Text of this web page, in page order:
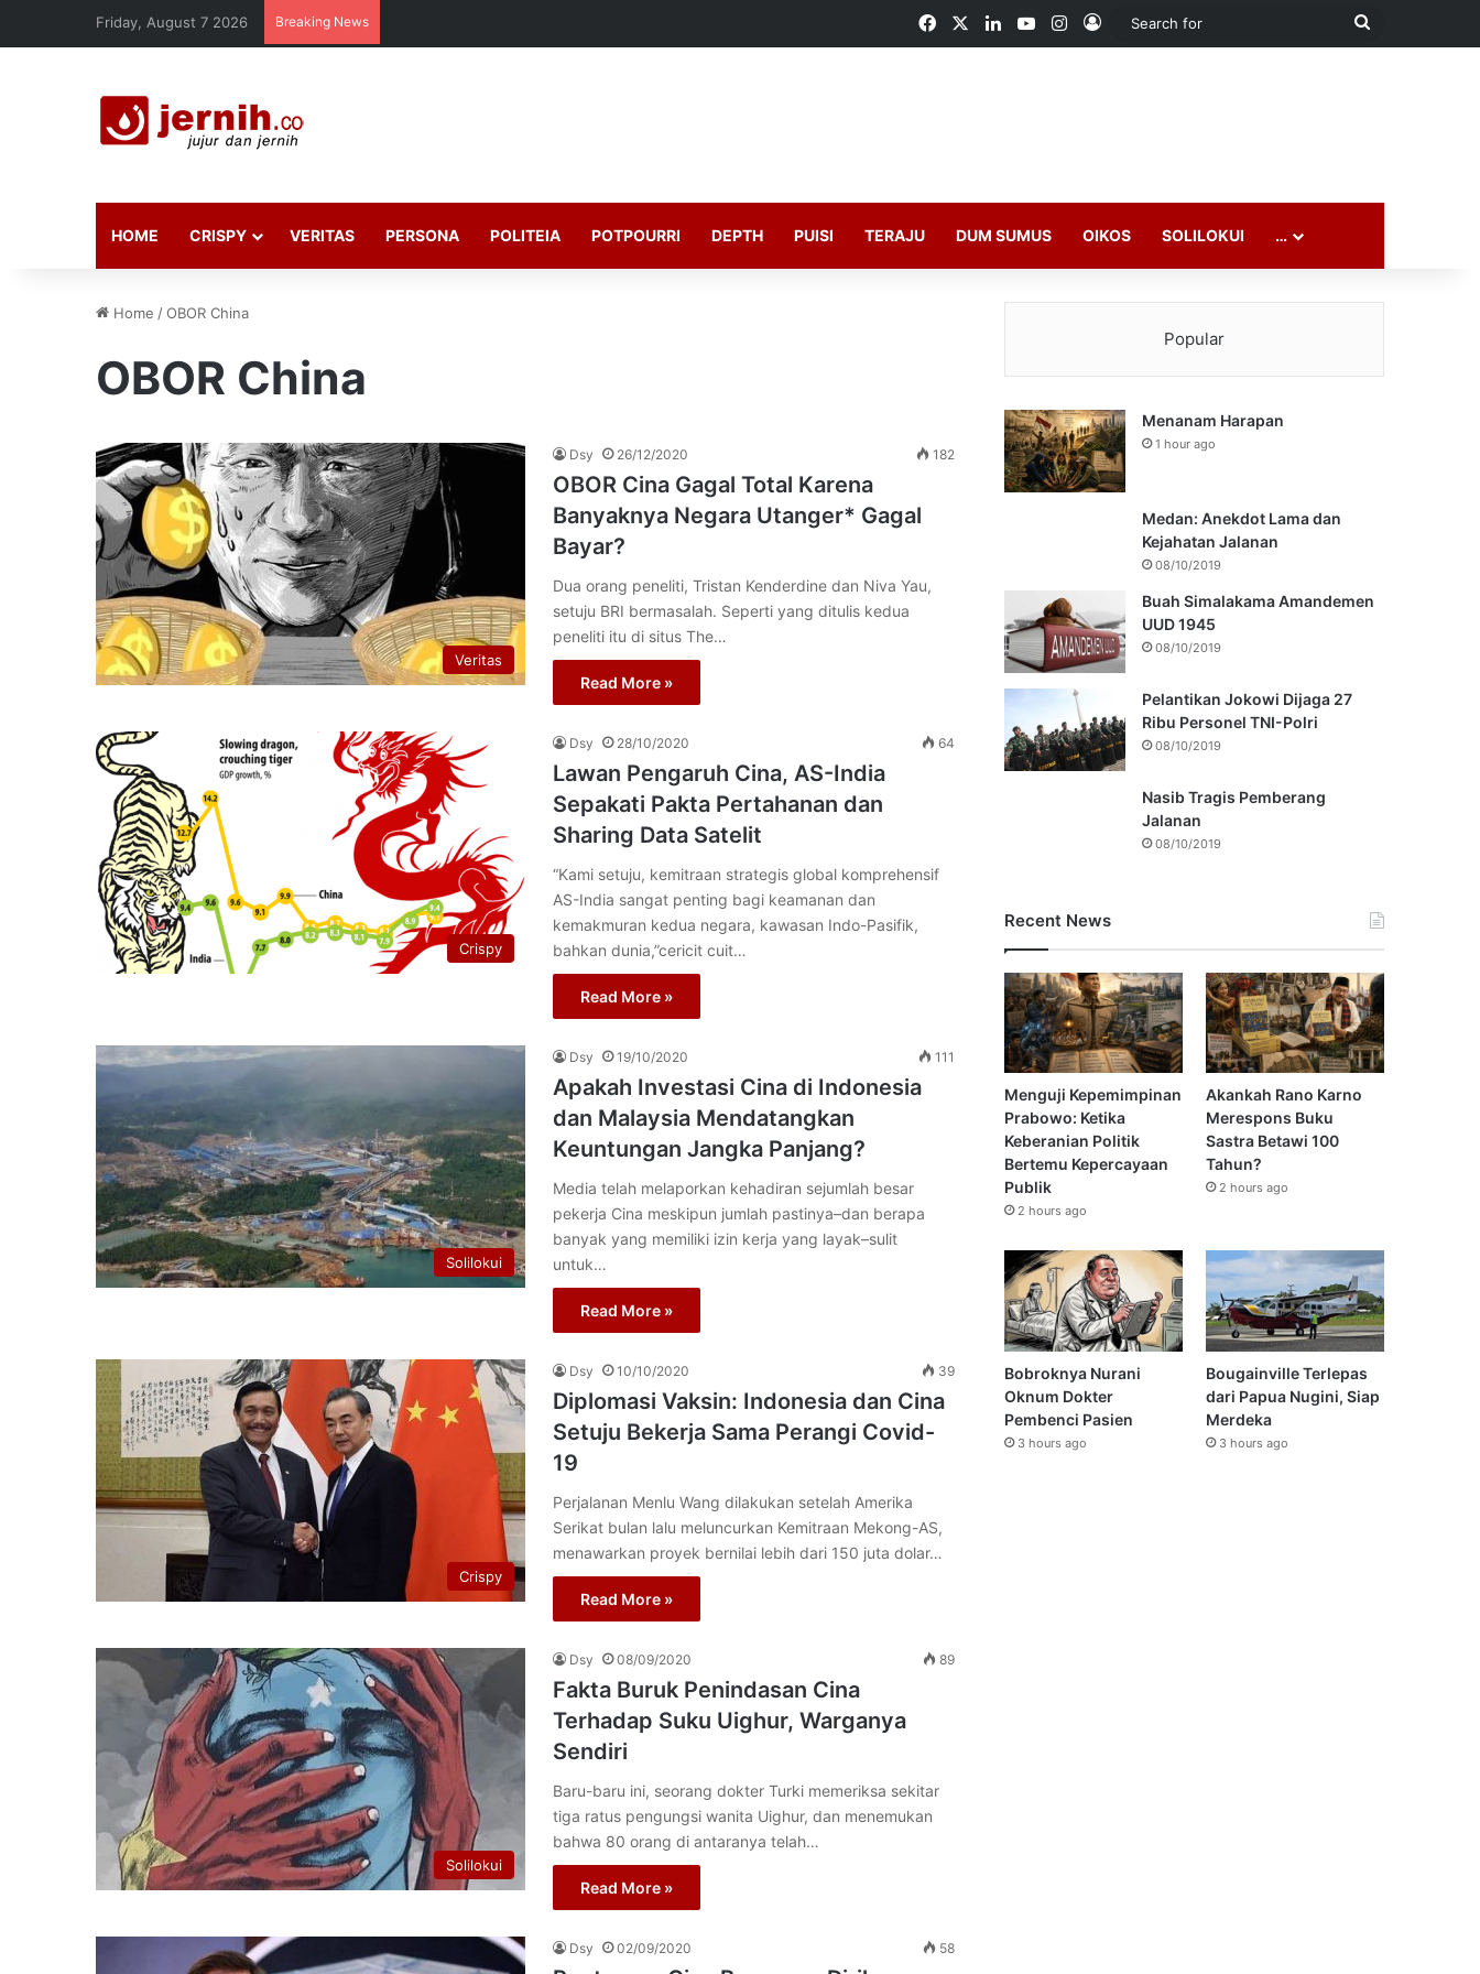
Friday, August 7 2026 Breaking News FacebookLinkedInYouTubeInstagram
Log In
Search
HOME CRISPY VERITAS PERSONA POLITEIA POTPOURRI DEPTH PUISI TERAJU DUM SUMUS OIKOS SOLILOKUI …
Home /OBOR China
OBOR China
Veritas
Dsy 26/12/2020 182
OBOR Cina Gagal Total Karena
Banyaknya Negara Utanger* Gagal
Bayar?
Dua orang peneliti, Tristan Kenderdine dan Niva Yau,
setuju BRI bermasalah. Seperti yang ditulis kedua
peneliti itu di situs The…
Read More »
Crispy
Dsy 28/10/2020 64
Lawan Pengaruh Cina, AS-India
Sepakati Pakta Pertahanan dan
Sharing Data Satelit
“Kami setuju, kemitraan strategis global komprehensif
AS-India sangat penting bagi keamanan dan
kemakmuran kedua negara, kawasan Indo-Pasifik,
bahkan dunia,”cericit cuit…
Read More »
Solilokui
Dsy 19/10/2020 111
Apakah Investasi Cina di Indonesia
dan Malaysia Mendatangkan
Keuntungan Jangka Panjang?
Media telah melaporkan kehadiran sejumlah besar
pekerja Cina meskipun jumlah pastinya–dan berapa
banyak yang memiliki izin kerja yang layak–sulit
untuk…
Read More »
Crispy
Dsy 10/10/2020 39
Diplomasi Vaksin: Indonesia dan Cina
Setuju Bekerja Sama Perangi Covid-
19
Perjalanan Menlu Wang dilakukan setelah Amerika
Serikat bulan lalu meluncurkan Kemitraan Mekong-AS,
menawarkan proyek bernilai lebih dari 150 juta dolar…
Read More »
Solilokui
Dsy 08/09/2020 89
Fakta Buruk Penindasan Cina
Terhadap Suku Uighur, Warganya
Sendiri
Baru-baru ini, seorang dokter Turki memeriksa sekitar
tiga ratus pengungsi wanita Uighur, dan menemukan
bahwa 80 orang di antaranya telah…
Read More »
Dsy 02/09/2020 58
Popular
Menanam Harapan
1 hour ago
Medan: Anekdot Lama dan
Kejahatan Jalanan
08/10/2019
Buah Simalakama Amandemen
UUD 1945
08/10/2019
Pelantikan Jokowi Dijaga 27
Ribu Personel TNI-Polri
08/10/2019
Nasib Tragis Pemberang
Jalanan
08/10/2019
Recent News
Menguji Kepemimpinan
Prabowo: Ketika
Keberanian Politik
Bertemu Kepercayaan
Publik
2 hours ago
Akankah Rano Karno
Merespons Buku
Sastra Betawi 100
Tahun?
2 hours ago
Bobroknya Nurani
Oknum Dokter
Pembenci Pasien
3 hours ago
Bougainville Terlepas
dari Papua Nugini, Siap
Merdeka
3 hours ago